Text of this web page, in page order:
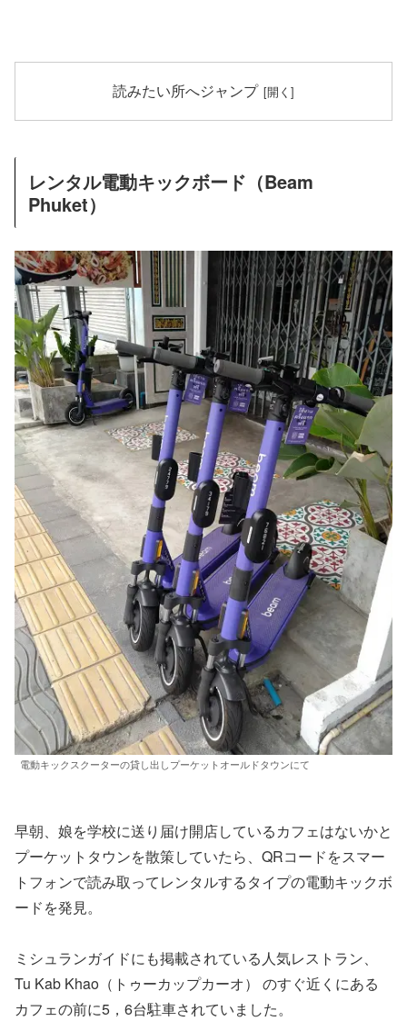
読みたい所へジャンプ
レンタル電動キックボード（Beam
Phuket）
電動キックスクーターの貸し出しプーケットオールドタウンにて
早朝、娘を学校に送り届け開店しているカフェはないかと
プーケットタウンを散策していたら、QRコードをスマー
トフォンで読み取ってレンタルするタイプの電動キックボ
ードを発見。
ミシュランガイドにも掲載されている人気レストラン、
Tu Kab Khao（トゥーカップカーオ） のすぐ近くにある
カフェの前に5，6台駐車されていました。